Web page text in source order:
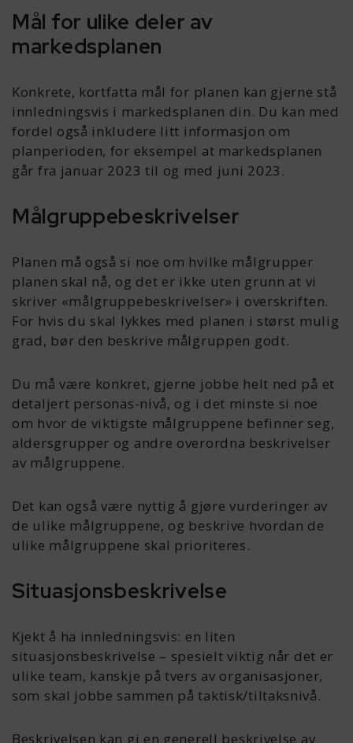
Mål for ulike deler av
markedsplanen
Konkrete, kortfatta mål for planen kan gjerne stå
innledningsvis i markedsplanen din. Du kan med
fordel også inkludere litt informasjon om
planperioden, for eksempel at markedsplanen
går fra januar 2023 til og med juni 2023.
Målgruppebeskrivelser
Planen må også si noe om hvilke målgrupper
planen skal nå, og det er ikke uten grunn at vi
skriver «målgruppebeskrivelser» i overskriften.
For hvis du skal lykkes med planen i størst mulig
grad, bør den beskrive målgruppen godt.
Du må være konkret, gjerne jobbe helt ned på et
detaljert personas-nivå, og i det minste si noe
om hvor de viktigste målgruppene befinner seg,
aldersgrupper og andre overordna beskrivelser
av målgruppene.
Det kan også være nyttig å gjøre vurderinger av
de ulike målgruppene, og beskrive hvordan de
ulike målgruppene skal prioriteres.
Situasjonsbeskrivelse
Kjekt å ha innledningsvis: en liten
situasjonsbeskrivelse – spesielt viktig når det er
ulike team, kanskje på tvers av organisasjoner,
som skal jobbe sammen på taktisk/tiltaksnivå.
Beskrivelsen kan gi en generell beskrivelse av